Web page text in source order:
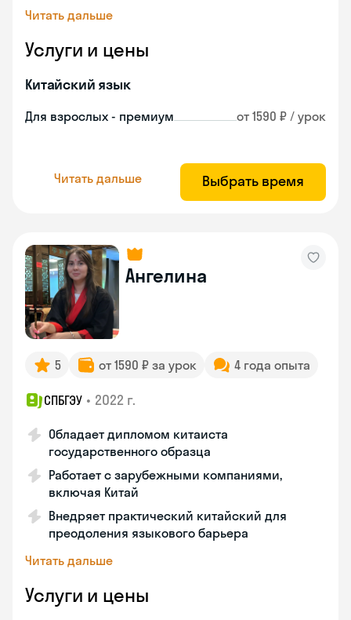
Читать дальше
Услуги и цены
Китайский язык
Для взрослых - премиум от 1590 ₽ / урок
Читать дальше Выбрать время
Ангелина
5 от 1590 ₽ за урок 4 года опыта
СПБГЭУ • 2022 г.
Обладает дипломом китаиста
государственного образца
Работает с зарубежными компаниями,
включая Китай
Внедряет практический китайский для
преодоления языкового барьера
Читать дальше
Услуги и цены